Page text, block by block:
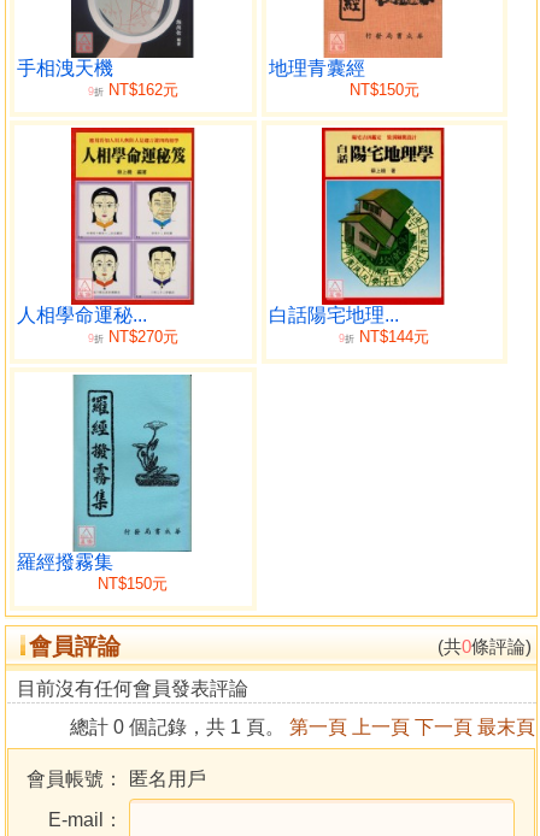
屬牛逐時吉凶福祿詳解
屬牛六親生剋和目返逆分析
屬虎逐年吉凶福祿詳解
屬虎逐月吉凶福祿詳解
屬虎逐日吉凶福祿詳解
屬虎逐時吉凶福祿詳解
屬虎六親生剋和目返逆分析
屬兔逐年吉凶福祿詳解
屬兔逐月吉凶福祿詳解
屬兔逐日吉凶福祿詳解
屬兔逐時吉凶福祿詳解
屬兔六親生剋和目返逆分析
屬龍逐年吉凶福祿詳解
屬龍逐月吉凶福祿詳解
屬龍逐日吉凶福祿詳解
屬龍逐時吉凶福祿詳解
屬龍六親生剋和目返逆分析
屬蛇逐年吉凶福祿詳解
屬蛇逐月吉凶福祿詳解
屬蛇逐日吉凶福祿詳解
屬蛇逐時吉凶福祿詳解
屬蛇六親生剋和目返逆分析
屬馬逐年吉凶福祿詳解
屬馬逐月吉凶福祿詳解
屬馬逐日吉凶福祿詳解
屬馬逐時吉凶福祿詳解
屬羊逐年吉凶福祿詳解
屬羊逐月吉凶福祿詳解
手相洩天機
9折NT$162元
地理青囊經
NT$150元
人相學命運秘...
9折NT$270元
白話陽宅地理...
9折 NT$144元
羅經撥霧集
NT$150元
會員評論 (共0條評論)
目前沒有任何會員發表評論
總計 0 個記錄，共 1 頁。 第一頁 上一頁 下一頁 最末頁
會員帳號：
匿名用戶
E-mail：